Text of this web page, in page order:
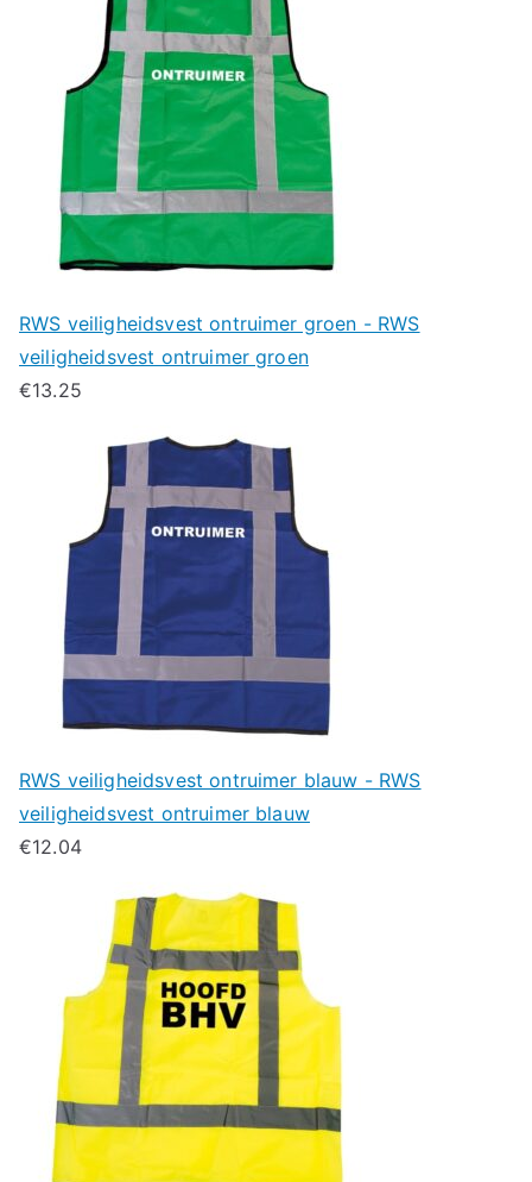
RWS veiligheidsvest ontruimer groen - RWS
veiligheidsvest ontruimer groen
€13.25
RWS veiligheidsvest ontruimer blauw - RWS
veiligheidsvest ontruimer blauw
€12.04